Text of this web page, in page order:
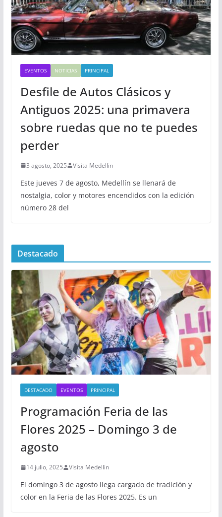
EVENTOS NOTICIAS PRINCIPAL
Desfile de Autos Clásicos y
Antiguos 2025: una primavera
sobre ruedas que no te puedes
perder
3 agosto, 2025 Visita Medellin
Este jueves 7 de agosto, Medellín se llenará de
nostalgia, color y motores encendidos con la edición
número 28 del
Destacado
DESTACADO EVENTOS PRINCIPAL
Programación Feria de las
Flores 2025 – Domingo 3 de
agosto
14 julio, 2025 Visita Medellin
El domingo 3 de agosto llega cargado de tradición y
color en la Feria de las Flores 2025. Es un